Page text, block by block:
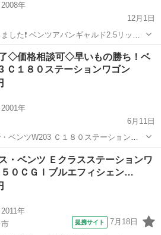
2008年
12月1日
した❗️ ベンツアバンギャルド2.5リッタ
年式.FR 走行93000キロ ディーラー車 2
きアルミホイール付き❗️❗️ 内装、外装、
ベンツ
◇価格相談可◇早いもの勝ち！ベ
Ｃ１８０ステーションワゴン
2001年
6月11日
ベンツW203 Ｃ１８０ステーションワ
ースが無くなるので、 泣く泣く手放す
ステーションワゴン
・ベンツ Ｅクラスステーションワ
５０ＣＧＩブルエフィシェン…
2011年
提携サイト 7月18日